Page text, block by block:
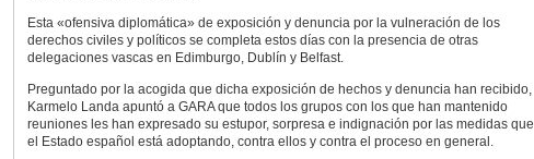
Esta «ofensiva diplomática» de exposición y denuncia por la vulneración de los
derechos civiles y políticos se completa estos días con la presencia de otras
delegaciones vascas en Edimburgo, Dublín y Belfast.
Preguntado por la acogida que dicha exposición de hechos y denuncia han recibido,
Karmelo Landa apuntó a GARA que todos los grupos con los que han mantenido
reuniones les han expresado su estupor, sorpresa e indignación por las medidas que
el Estado español está adoptando, contra ellos y contra el proceso en general.